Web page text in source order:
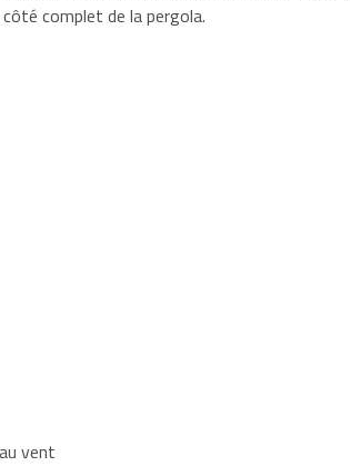
complet de la pergola.
vent